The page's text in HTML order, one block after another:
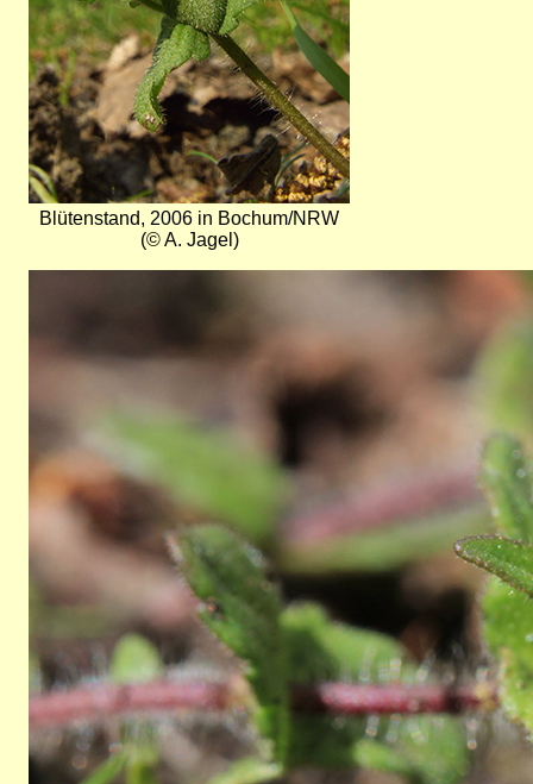
Blütenstand, 2006 in Bochum/NRW
(© A. Jagel)